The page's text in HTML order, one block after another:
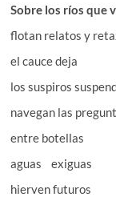
Sobre los ríos que
flotan relatos y
el cauce deja
los suspiros
navegan las
entre botellas
aguas exiguas
hierven futuros